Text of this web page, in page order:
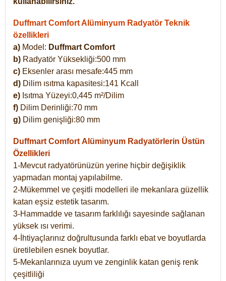
Duffmart Comfort Alüminyum Radyatör Teknik
özellikleri
a) Model: Duffmart Comfort
b) Radyatör Yüksekliği:500 mm
c) Eksenler arası mesafe:445 mm
d) Dilim ısıtma kapasitesi:141 Kcall
e) Isıtma Yüzeyi:0,445 m²/Dilim
f) Dilim Derinliği:70 mm
g) Dilim genişliği:80 mm
Duffmart Comfort Alüminyum Radyatörlerin Üstün
Özellikleri
1-Mevcut radyatörünüzün yerine hiçbir değişiklik
yapmadan montaj yapılabilme.
2-Mükemmel ve çeşitli modelleri ile mekanlara güzellik
katan eşsiz estetik tasarım.
3-Hammadde ve tasarım farklılığı sayesinde sağlanan
yüksek ısı verimi.
4-İhtiyaçlarınız doğrultusunda farklı ebat ve boyutlarda
üretilebilen esnek boyutlar.
5-Mekanlarınıza uyum ve zenginlik katan geniş renk
çeşitliliği